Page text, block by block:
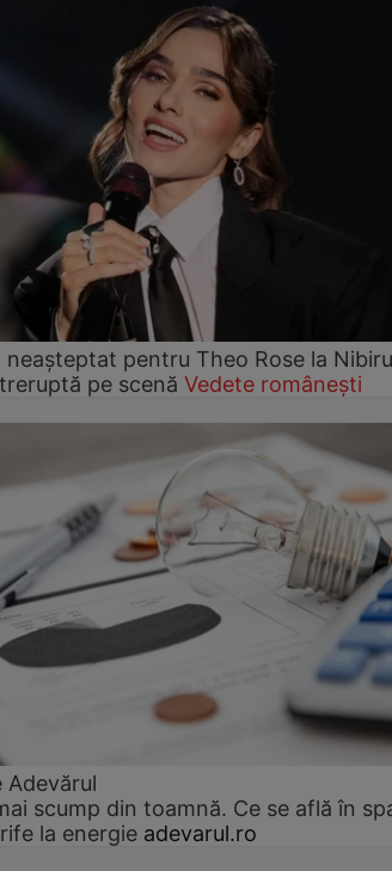
neașteptat pentru Theo Rose la
pe scenă Vedete românești
Adevărul
scump din toamnă. Ce se află în
la energie adevarul.ro